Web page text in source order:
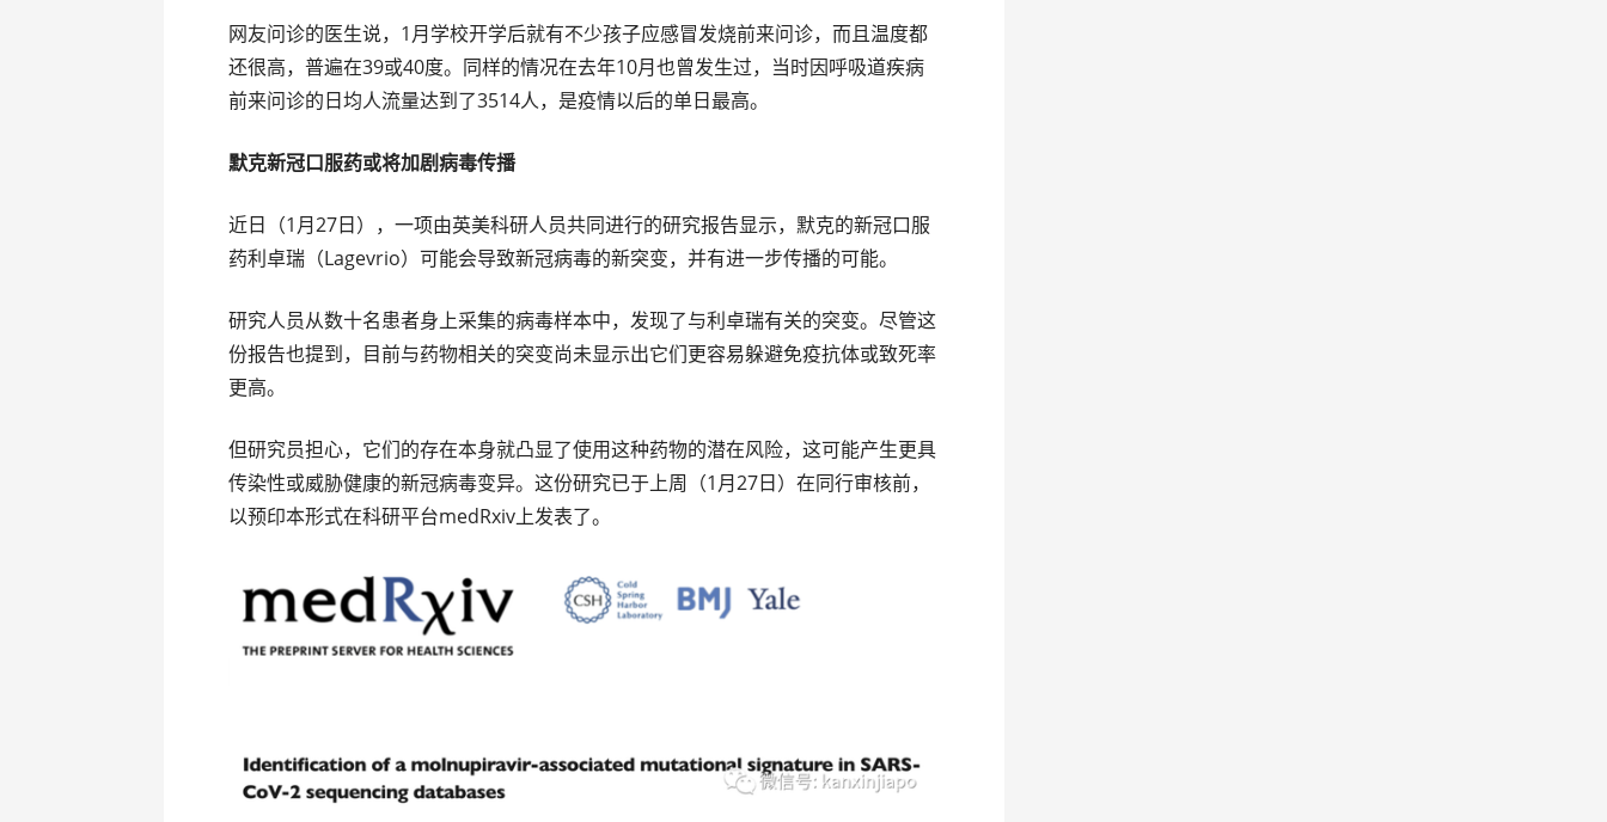
网友问诊的医生说，1月学校开学后就有不少孩子应感冒发烧前来问诊，而且温度都
还很高，普遍在39或40度。同样的情况在去年10月也曾发生过，当时因呼吸道疾病
前来问诊的日均人流量达到了3514人，是疫情以后的单日最高。
默克新冠口服药或将加剧病毒传播
近日（1月27日），一项由英美科研人员共同进行的研究报告显示，默克的新冠口服
药利卓瑞（Lagevrio）可能会导致新冠病毒的新突变，并有进一步传播的可能。
研究人员从数十名患者身上采集的病毒样本中，发现了与利卓瑞有关的突变。尽管这
份报告也提到，目前与药物相关的突变尚未显示出它们更容易躲避免疫抗体或致死率
更高。
但研究员担心，它们的存在本身就凸显了使用这种药物的潜在风险，这可能产生更具
传染性或威胁健康的新冠病毒变异。这份研究已于上周（1月27日）在同行审核前，
以预印本形式在科研平台medRxiv上发表了。